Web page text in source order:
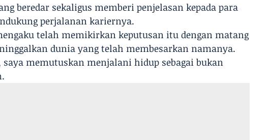
beredar sekaligus memberi penjelasan kepada para
perjalanan kariernya.
telah memikirkan keputusan itu dengan matang
dunia yang telah membesarkan namanya.
saya memutuskan menjalani hidup sebagai bukan